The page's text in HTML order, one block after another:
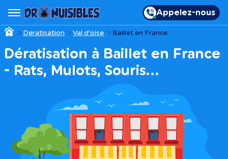
Appelez-nous
Deratisation Val d'oise Baillet en France
Dératisation à Baillet en France
- Rats, Mulots, Souris…